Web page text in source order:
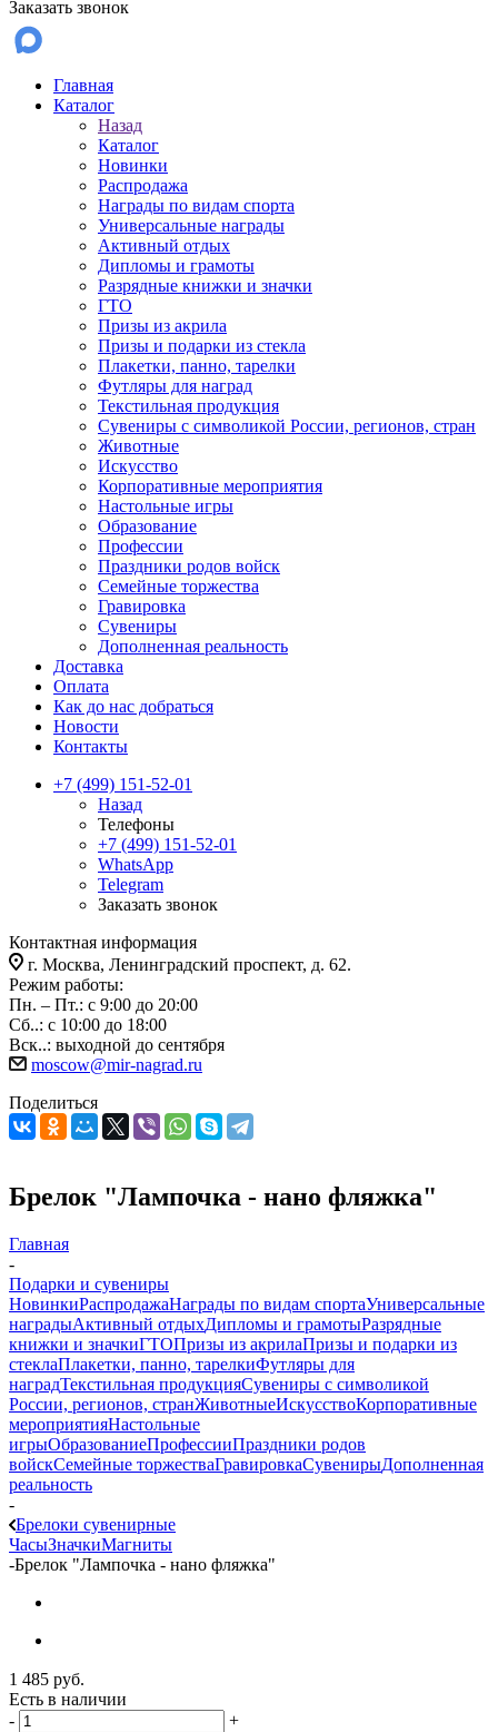
Заказать звонок
Главная
Каталог
Назад
Каталог
Новинки
Распродажа
Награды по видам спорта
Универсальные награды
Активный отдых
Дипломы и грамоты
Разрядные книжки и значки
ГТО
Призы из акрила
Призы и подарки из стекла
Плакетки, панно, тарелки
Футляры для наград
Текстильная продукция
Сувениры с символикой России, регионов, стран
Животные
Искусство
Корпоративные мероприятия
Настольные игры
Образование
Профессии
Праздники родов войск
Семейные торжества
Гравировка
Сувениры
Дополненная реальность
Доставка
Оплата
Как до нас добраться
Новости
Контакты
+7 (499) 151-52-01
Назад
Телефоны
+7 (499) 151-52-01
WhatsApp
Telegram
Заказать звонок
Контактная информация
г. Москва, Ленинградский проспект, д. 62.
Режим работы:
Пн. – Пт.: с 9:00 до 20:00
Сб..: с 10:00 до 18:00
Вск..: выходной до сентября
moscow@mir-nagrad.ru
Поделиться
Брелок "Лампочка - нано фляжка"
Главная
-
Подарки и сувениры
НовинкиРаспродажаНаграды по видам спортаУниверсальные
наградыАктивный отдыхДипломы и грамотыРазрядные
книжки и значкиГТОПризы из акрилаПризы и подарки из
стеклаПлакетки, панно, тарелкиФутляры для
наградТекстильная продукцияСувениры с символикой
России, регионов, странЖивотныеИскусствоКорпоративные
мероприятияНастольные
игрыОбразованиеПрофессииПраздники родов
войскСемейные торжестваГравировкаСувенирыДополненная
реальность
-
Брелоки сувенирные
ЧасыЗначкиМагниты
-Брелок "Лампочка - нано фляжка"
1 485 руб.
Есть в наличии
-
+